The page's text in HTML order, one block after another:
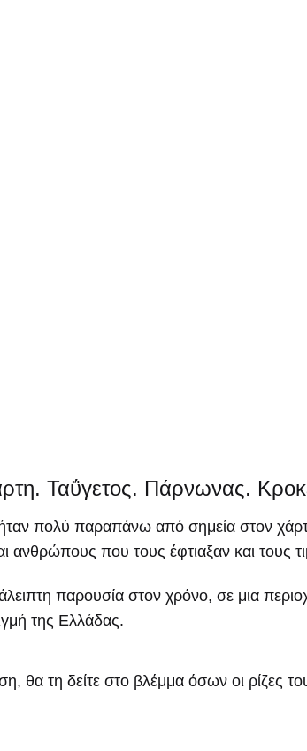
Ταΰγετος. Πάρνωνας.
πολύ παραπάνω από σημεία στον
ανθρώπους που τους έφτιαξαν και τους
παρουσία στον χρόνο, σε μια
της Ελλάδας.
θα τη δείτε στο βλέμμα όσων οι ρίζες